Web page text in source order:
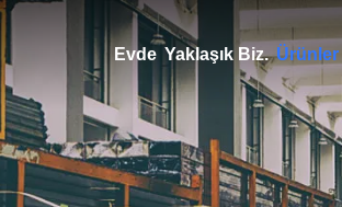
Evde Yaklaşık Biz. Ürünler